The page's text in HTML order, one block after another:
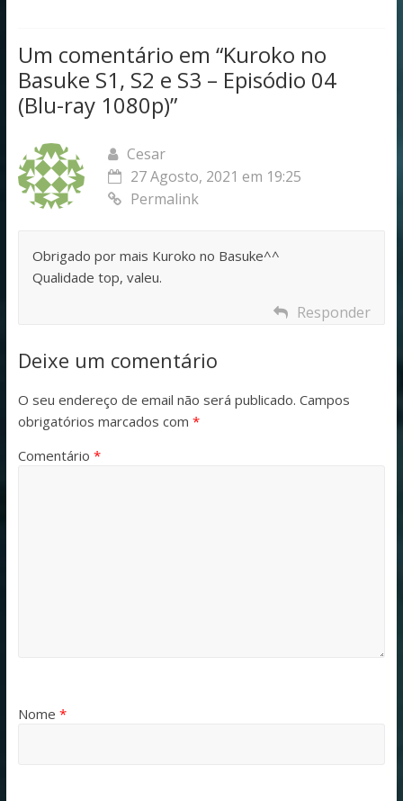
Um comentário em “Kuroko no
Basuke S1, S2 e S3 – Episódio 04
(Blu-ray 1080p)”
Cesar
27 Agosto, 2021 em 19:25
Permalink
Obrigado por mais Kuroko no Basuke^^
Qualidade top, valeu.
Responder
Deixe um comentário
O seu endereço de email não será publicado. Campos
obrigatórios marcados com *
Comentário *
Nome *